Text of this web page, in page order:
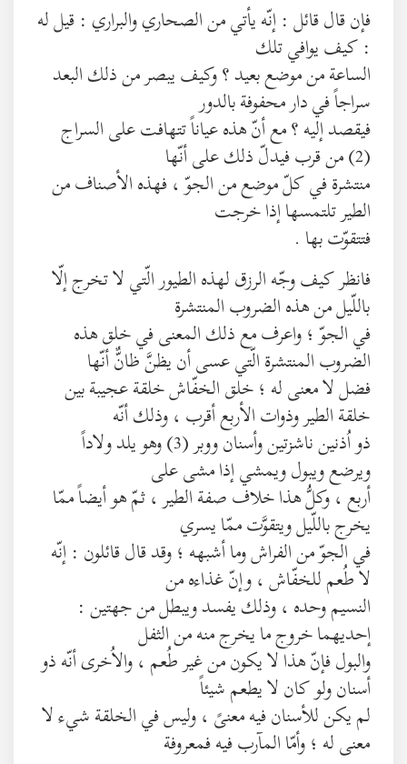
فإن قال قائل : إنّه يأتي من الصحاري والبراري : قيل له
: كيف يوافي تلك
الساعة من موضع بعيد ؟ وكيف يبصر من ذلك البعد
سراجاً في دار محفوفة بالدور
فيقصد إليه ؟ مع أنّ هذه عياناً تتهافت على السراج
(2) من قرب فيدلّ ذلك على أنّها
منتشرة في كلّ موضع من الجوّ ، فهذه الأصناف من
الطير تلتمسها إذا خرجت
فتتقوّت بها .
فانظر كيف وجّه الرزق لهذه الطيور الّتي لا تخرج إلّا
باللّيل من هذه الضروب المنتشرة
في الجوّ ؛ واعرف مع ذلك المعنى في خلق هذه
الضروب المنتشرة الّتي عسى أن يظنَّ ظانٌّ أنّها
فضل لا معنى له ؛ خلق الخفّاش خلقة عجيبة بين
خلقة الطير وذوات الأربع أقرب ، وذلك أنّه
ذو اُذنين ناشزتين وأسنان ووبر (3) وهو يلد ولاداً
ويرضع ويبول ويمشي إذا مشى على
أربع ، وكلُّ هذا خلاف صفة الطير ، ثمّ هو أيضاً ممّا
يخرج باللّيل ويتقوَّت ممّا يسري
في الجوّ من الفراش وما أشبهه ؛ وقد قال قائلون : إنّه
لا طُعم للخفّاش ، وإنّ غذاءه من
النسيم وحده ، وذلك يفسد ويبطل من جهتين :
إحديهما خروج ما يخرج منه من الثفل
والبول فإنّ هذا لا يكون من غير طُعم ، والاُخرى أنّه ذو
أسنان ولو كان لا يطعم شيئاً
لم يكن للأسنان فيه معنىً ، وليس في الخلقة شيء لا
معنى له ؛ وأمّا المآرب فيه فمعروفة